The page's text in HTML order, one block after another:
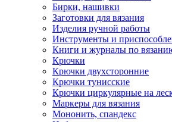
Бирки, нашивки
Заготовки для вязания
Изделия ручной работы
Инструменты и
Книги и журналы по
Крючки
Крючки двухсторонние
Крючки тунисские
Крючки циркулярные на
Маркеры для вязания
Мононить, спандекс